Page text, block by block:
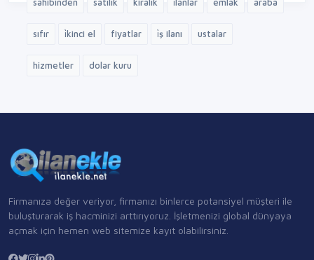
sahibinden satılık kiralık i̇lanlar emlak araba
sıfır i̇kinci el fiyatlar i̇ş ilanı ustalar
hizmetler dolar kuru
Firmanıza değer veriyor, firmanızı binlerce potansiyel müşteri ile
buluşturarak iş hacminizi arttırıyoruz. İşletmenizi global dünyaya
açmak için hemen web sitemize kayıt olabilirsiniz.